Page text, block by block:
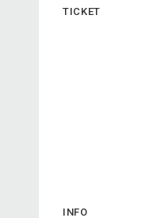
TICKET
INFO